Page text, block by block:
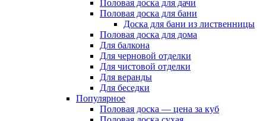
Половая доска для дачи
Половая доска для бани
Доска для бани из лиственницы
Половая доска для дома
Для балкона
Для черновой отделки
Для чистовой отделки
Для веранды
Для беседки
Популярное
Половая доска — цена за куб